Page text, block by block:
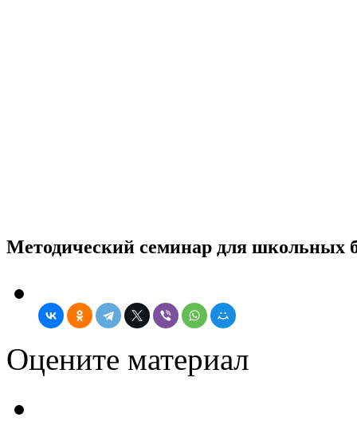
Методический семинар для школьных
Оцените материал